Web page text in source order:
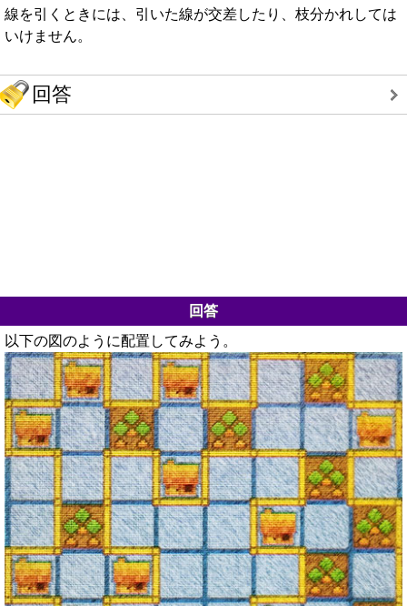
線を引くときには、引いた線が交差したり、枝分かれしては
いけません。
回答
回答
以下の図のように配置してみよう。